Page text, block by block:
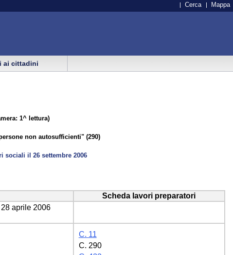
Cerca Mappa
ai cittadini
1^ lettura)
non autosufficienti" (290)
sociali il 26 settembre 2006
Scheda lavori preparatori
aprile 2006
C. 11
C. 290